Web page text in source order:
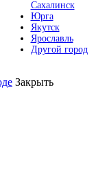
Сахалинск
Юрга
Якутск
Ярославль
Другой город
Закрыть